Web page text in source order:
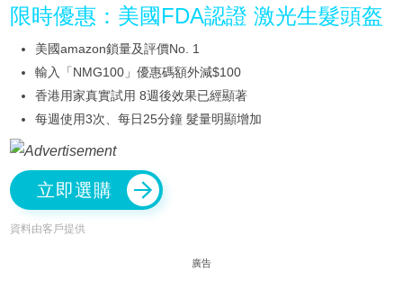
限時優惠：美國FDA認證 激光生髮頭盔
美國amazon鎖量及評價No. 1
輸入「NMG100」優惠碼額外減$100
香港用家真實試用 8週後效果已經顯著
每週使用3次、每日25分鐘 髮量明顯增加
立即選購
資料由客戶提供
廣告